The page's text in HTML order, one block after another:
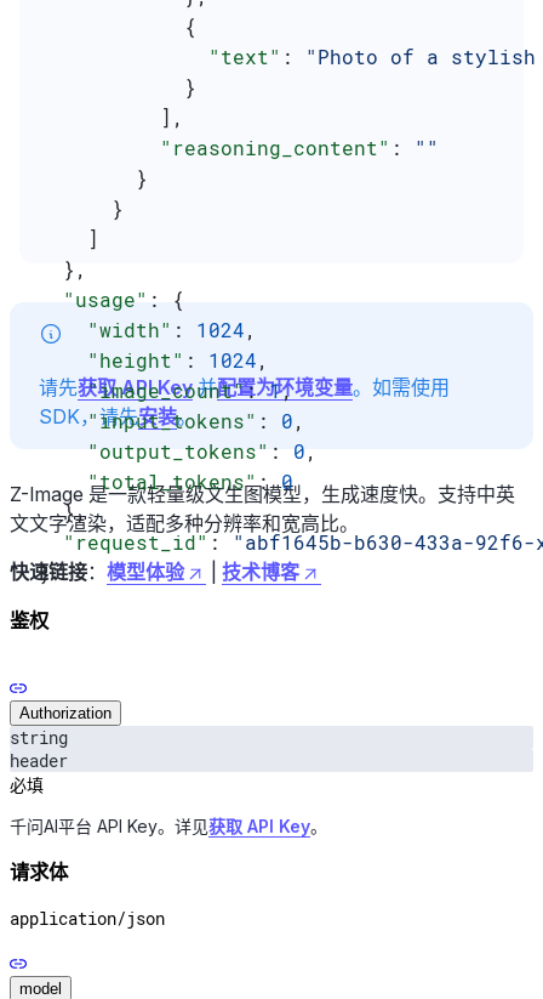
            {
              "text"
: "Photo of a stylish
            }
          ],
          "reasoning_content"
: ""
        }
      }
    ]
  },
  "usage"
: {
    "width"
: 1024,
    "height"
: 1024,
    "image_count"
: 1,
    "input_tokens"
: 0,
    "output_tokens"
: 0,
    "total_tokens"
: 0
  },
  "request_id"
: "abf1645b-b630-433a-
}
请先获取 API Key并配置为环境变量。如需使用
SDK，请先安装。
Z-Image 是一款轻量级文生图模型，生成速度快。支持中英
文文字渲染，适配多种分辨率和宽高比。
快速链接： 模型体验
技术博客
鉴权
Authorization
string
header
必填
千问AI平台 API Key。详见获取 API Key。
请求体
application/json
model